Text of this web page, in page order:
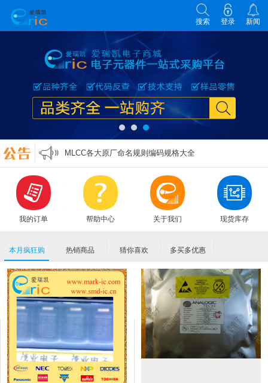
新闻
登录
搜索
各类电子元器件选型原则
零欧姆电阻的作用
万能表实用口诀
MLCC各大原厂命名规则编码规格大全
零欧姆电阻的作用
我的订单 帮助中心 关于我们 现货库存
本月疯狂购 热销商品 猜你喜欢 多买多优惠